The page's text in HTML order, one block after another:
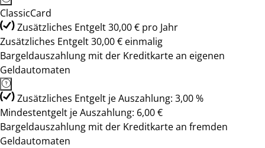
ClassicCard
Zusätzliches Entgelt 30,00 € pro Jahr
Zusätzliches Entgelt 30,00 € einmalig
Bargeldauszahlung mit der Kreditkarte an eigenen
Geldautomaten
Zusätzliches Entgelt je Auszahlung: 3,00 %
Mindestentgelt je Auszahlung: 6,00 €
Bargeldauszahlung mit der Kreditkarte an fremden
Geldautomaten